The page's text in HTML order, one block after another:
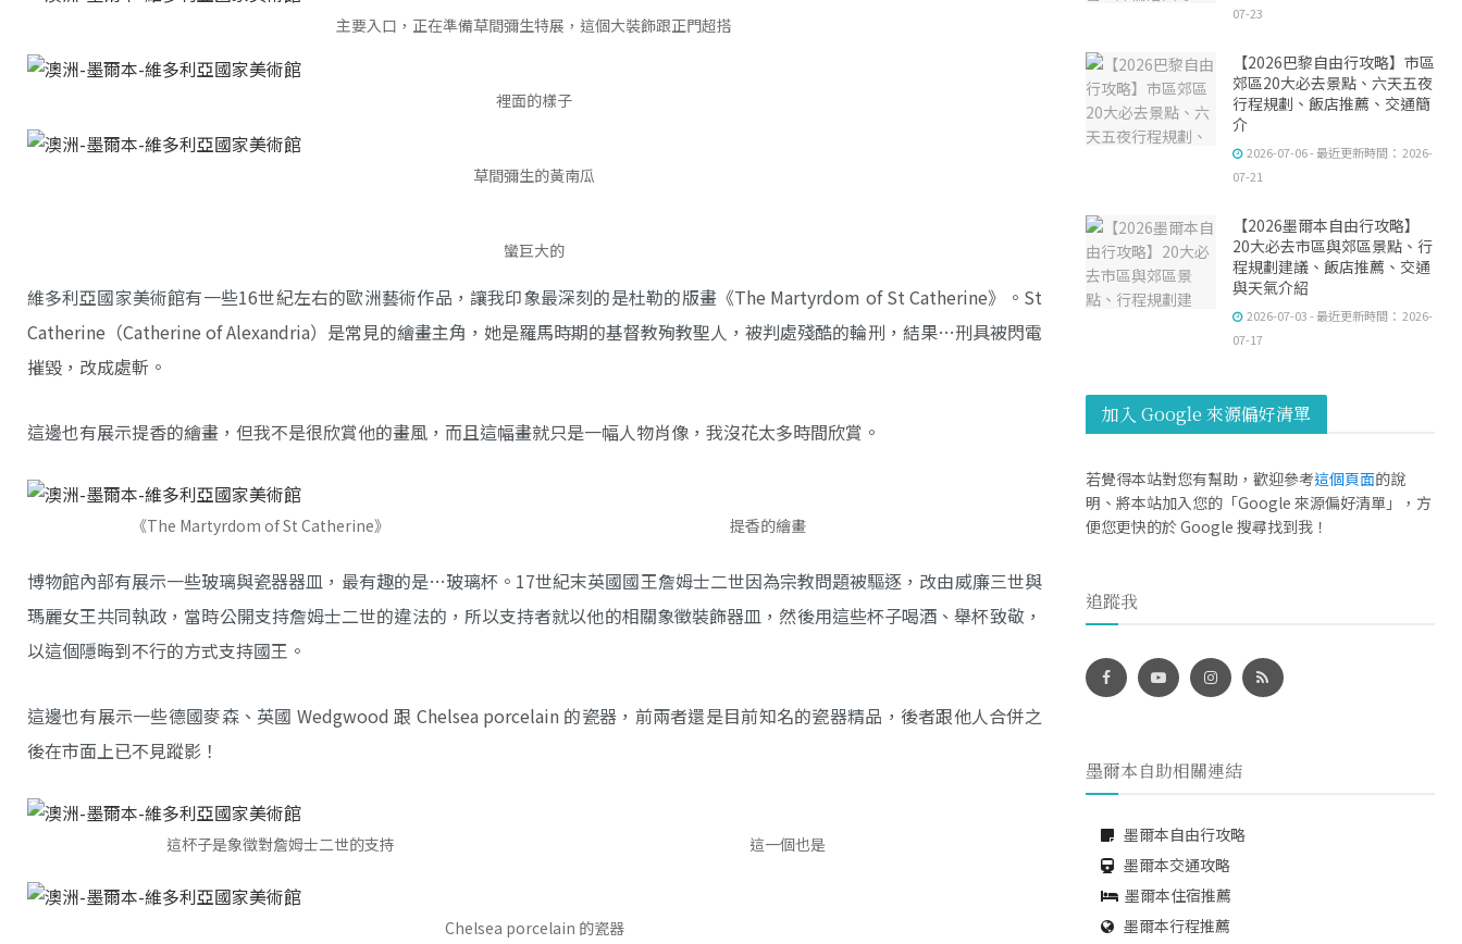
主要入口，正在準備草間彌生特展，這個大裝飾跟正門超搭
裡面的樣子
草間彌生的黃南瓜
蠻巨大的
維多利亞國家美術館有一些16世紀左右的歐洲藝術作品，讓我印象最深刻的是杜勒的版畫《The Martyrdom of St Catherine》。St
Catherine（Catherine of Alexandria）是常見的繪畫主角，她是羅馬時期的基督教殉教聖人，被判處殘酷的輪刑，結果…刑具被閃電
摧毀，改成處斬。
這邊也有展示提香的繪畫，但我不是很欣賞他的畫風，而且這幅畫就只是一幅人物肖像，我沒花太多時間欣賞。
《The Martyrdom of St Catherine》 提香的繪畫
博物館內部有展示一些玻璃與瓷器器皿，最有趣的是…玻璃杯。17世紀末英國國王詹姆士二世因為宗教問題被驅逐，改由威廉三世與
瑪麗女王共同執政，當時公開支持詹姆士二世的違法的，所以支持者就以他的相關象徵裝飾器皿，然後用這些杯子喝酒、舉杯致敬，
以這個隱晦到不行的方式支持國王。
這邊也有展示一些德國麥森、英國 Wedgwood 跟 Chelsea porcelain 的瓷器，前兩者還是目前知名的瓷器精品，後者跟他人合併之
後在市面上已不見蹤影！
這杯子是象徵對詹姆士二世的支持 這一個也是
Chelsea porcelain 的瓷器
07-23
【2026巴黎自由行攻略】市區
郊區20大必去景點、六天五夜
行程規劃、飯店推薦、交通簡
介
2026-07-06 - 最近更新時間： 2026-
07-21
【2026墨爾本自由行攻略】
20大必去市區與郊區景點、行
程規劃建議、飯店推薦、交通
與天氣介紹
2026-07-03 - 最近更新時間： 2026-
07-17
加入 Google 來源偏好清單
若覺得本站對您有幫助，歡迎參考這個頁面的說
明、將本站加入您的「Google 來源偏好清單」，方
便您更快的於 Google 搜尋找到我！
追蹤我
墨爾本自助相關連結
墨爾本自由行攻略
墨爾本交通攻略
墨爾本住宿推薦
墨爾本行程推薦